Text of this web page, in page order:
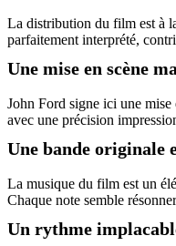
La distribution du film est à
parfaitement interprété,
Une mise en scène
John Ford signe ici une mise
avec une précision
Une bande originale
La musique du film est un
Chaque note semble
Un rythme